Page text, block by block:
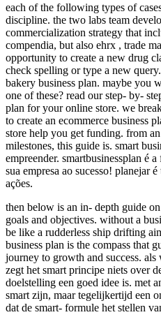
each of the following types of
discipline. the two labs team
commercialization strategy that
compendia, but also ehrx , trade
opportunity to create a new drug
check spelling or type a new
bakery business plan. maybe you
one of these? read our step- by-
plan for your online store. we
to create an ecommerce business
store help you get funding. from
milestones, this guide is. smart
empreender. smartbusinessplan é
sua empresa ao sucesso! planejar
ações.
then below is an in- depth guide
goals and objectives. without a
be like a rudderless ship drifting
business plan is the compass that
journey to growth and success.
zegt het smart principe niets over
doelstelling een goed idee is. met
smart zijn, maar tegelijkertijd een
dat de smart- formule het stellen